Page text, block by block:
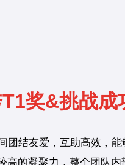
奖&挑战成
团结友爱，互助高效，能
高的凝聚力，整个团队内